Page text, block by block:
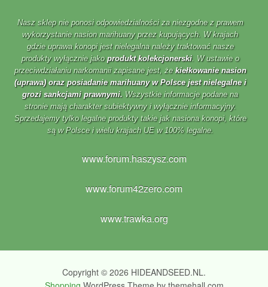
Nasz sklep nie ponosi odpowiedzialności za niezgodne z prawem
wykorzystanie nasion marihuany przez kupujących. W krajach
gdzie uprawa konopi jest nielegalna należy traktować nasze
produkty wyłącznie jakoprodukt kolekcjonerski. W ustawie o
przeciwdziałaniu narkomanii zapisane jest, żekiełkowanie nasion
(uprawa) oraz posiadanie marihuany w Polsce jest nielegalne i
grozi sankcjami prawnymi. Wszystkie informacje podane na
stronie mają charakter subiektywny i wyłącznie informacyjny.
Sprzedajemy tylko legalne produkty takie jak nasiona konopi, które
są w Polsce i wielu krajach UE w 100% legalne.
www.forum.haszysz.com
www.forum42zero.com
www.trawka.org
Copyright © 2026 HIDEANDSEED.NL.